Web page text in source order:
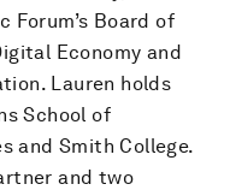
Forum’s Board of
Economy and
Lauren holds
School of
and Smith College.
and two